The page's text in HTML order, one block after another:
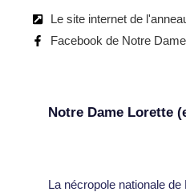
Le site internet de
Facebook de Notre
Notre Dame Lorette
La nécropole nationale